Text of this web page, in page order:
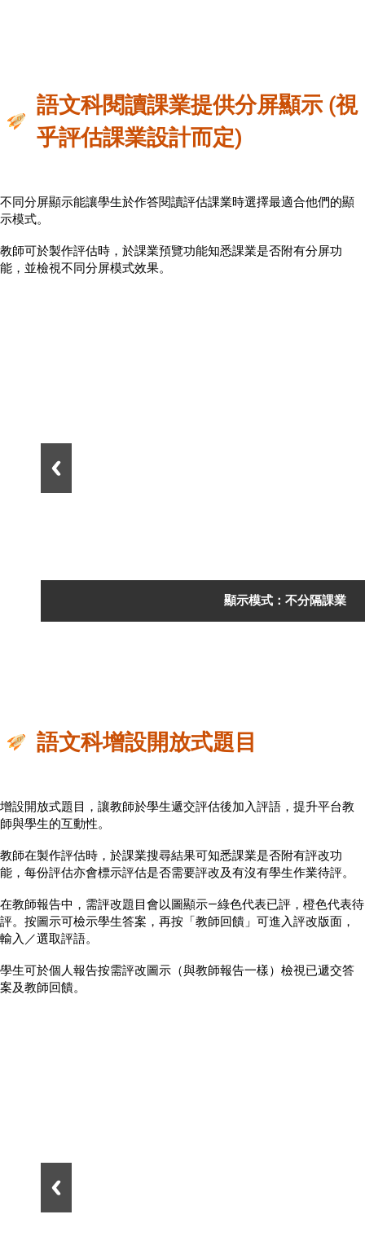
語文科閱讀課業提供分屏顯示 (視
乎評估課業設計而定)
不同分屏顯示能讓學生於作答閱讀評估課業時選擇最適合他們的顯
示模式。
教師可於製作評估時，於課業預覽功能知悉課業是否附有分屏功
能，並檢視不同分屏模式效果。
顯示模式：不分隔課業
語文科增設開放式題目
增設開放式題目，讓教師於學生遞交評估後加入評語，提升平台教
師與學生的互動性。
教師在製作評估時，於課業搜尋結果可知悉課業是否附有評改功
能，每份評估亦會標示評估是否需要評改及有沒有學生作業待評。
在教師報告中，需評改題目會以圖顯示—綠色代表已評，橙色代表待
評。按圖示可檢示學生答案，再按「教師回饋」可進入評改版面，
輸入／選取評語。
學生可於個人報告按需評改圖示（與教師報告一樣）檢視已遞交答
案及教師回饋。